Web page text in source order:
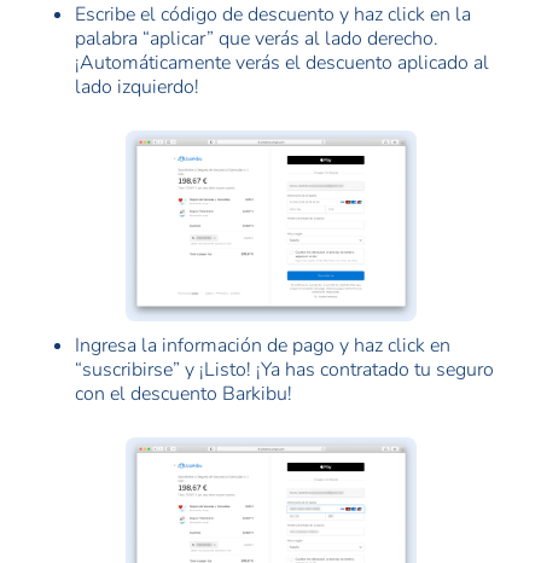
Escribe el código de descuento y haz click en la
palabra “aplicar” que verás al lado derecho.
¡Automáticamente verás el descuento aplicado al
lado izquierdo!
Ingresa la información de pago y haz click en
“suscribirse” y ¡Listo! ¡Ya has contratado tu seguro
con el descuento Barkibu!